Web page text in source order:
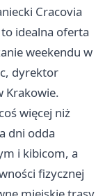
Cracovia
idealna oferta
weekendu w
dyrektor
Krakowie.
więcej niż
dni odda
i kibicom, a
fizycznej